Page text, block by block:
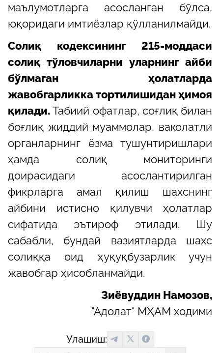
маълумотларга асосланган бўлса,
юқоридаги имтиёзлар қўлланилмайди.
Солиқ кодексининг 215-моддаси
солиқ тўловчиларни уларнинг айби
бўлмаган ҳолатларда
жавобгарликка тортилишидан ҳимоя
қилади. Табиий офатлар, соғлиқ билан
боғлиқ жиддий муаммолар, ваколатли
органларнинг ёзма тушунтиришлари
ҳамда солиқ мониторинги
доирасидаги асослантирилган
фикрларга амал қилиш шахснинг
айбини истисно қилувчи ҳолатлар
сифатида эътироф этилади. Шу
сабабли, бундай вазиятларда шахс
солиққа оид ҳуқуқбузарлик учун
жавобгар ҳисобланмайди.
Зиёвуддин Намозов,
"Адолат" МҲАМ ходими
Улашиш: